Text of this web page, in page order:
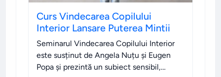
Curs Vindecarea Copilului
Interior Lansare Puterea Mintii
Seminarul Vindecarea Copilului Interior
este susținut de Angela Nuțu și Eugen
Popa și prezintă un subiect sensibil,